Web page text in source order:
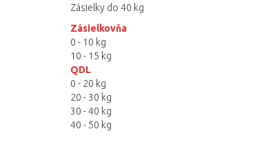
Zásielky do 40 kg
Zásielkovňa
0 - 10 kg
10 - 15 kg
QDL
0 - 20 kg
20 - 30 kg
30 - 40 kg
40 - 50 kg